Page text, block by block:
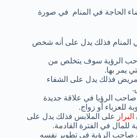
الحاجة في المنام في صورة
في المنام فذلك يدل على أنه شخص
الرؤية سوف يتخلص من
يمر بها.
مريض فذلك يدل على الشفاء
الرؤيا في علاقة جديدة
للعزباء أو زواج.
البراز على الملابس فذلك يدل على
في الفترة القادمة.
صاحب الرؤية في تطوير نفسه